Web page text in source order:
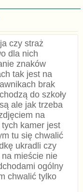
czy straż
dla nich
znaków
tak jest na
brak
do szkoły
ale jak trzeba
na
kamer jest
tu się chwalić
ukradli czy
mieście nie
ogólny
chwalić tylko